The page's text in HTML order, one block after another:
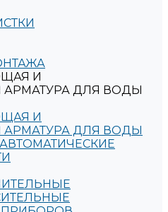
И
АРМАТУРА ДЛЯ ВОДЫ
И
АРМАТУРА ДЛЯ ВОДЫ